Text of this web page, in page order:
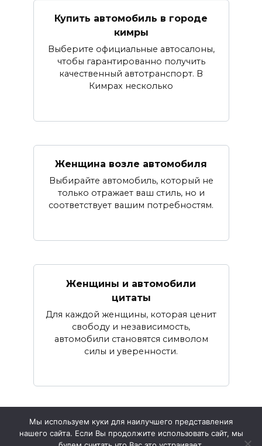
Купить автомобиль в городе
кимры
Выберите официальные автосалоны,
чтобы гарантированно получить
качественный автотранспорт. В
Кимрах несколько
Женщина возле автомобиля
Выбирайте автомобиль, который не
только отражает ваш стиль, но и
соответствует вашим потребностям.
Женщины и автомобили
цитаты
Для каждой женщины, которая ценит
свободу и независимость,
автомобили становятся символом
силы и уверенности.
Мы используем куки для наилучшего представления
нашего сайта. Если Вы продолжите использовать сайт, мы